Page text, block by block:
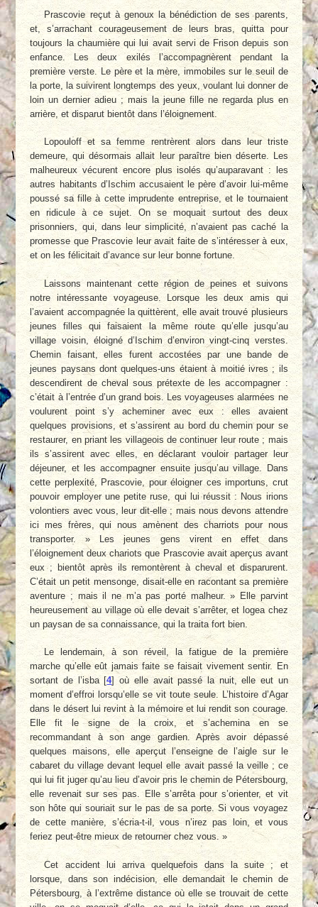
Prascovie reçut à genoux la bénédiction de ses parents,
et, s’arrachant courageusement de leurs bras, quitta pour
toujours la chaumière qui lui avait servi de Frison depuis son
enfance. Les deux exilés l’accompagnèrent pendant la
première verste. Le père et la mère, immobiles sur le seuil de
la porte, la suivirent longtemps des yeux, voulant lui donner de
loin un dernier adieu ; mais la jeune fille ne regarda plus en
arrière, et disparut bientôt dans l’éloignement.
Lopouloff et sa femme rentrèrent alors dans leur triste
demeure, qui désormais allait leur paraître bien déserte. Les
malheureux vécurent encore plus isolés qu’auparavant : les
autres habitants d’Ischim accusaient le père d’avoir lui-même
poussé sa fille à cette imprudente entreprise, et le tournaient
en ridicule à ce sujet. On se moquait surtout des deux
prisonniers, qui, dans leur simplicité, n’avaient pas caché la
promesse que Prascovie leur avait faite de s’intéresser à eux,
et on les félicitait d’avance sur leur bonne fortune.
Laissons maintenant cette région de peines et suivons
notre intéressante voyageuse. Lorsque les deux amis qui
l’avaient accompagnée la quittèrent, elle avait trouvé plusieurs
jeunes filles qui faisaient la même route qu’elle jusqu’au
village voisin, éloigné d’Ischim d’environ vingt-cinq verstes.
Chemin faisant, elles furent accostées par une bande de
jeunes paysans dont quelques-uns étaient à moitié ivres ; ils
descendirent de cheval sous prétexte de les accompagner :
c’était à l’entrée d’un grand bois. Les voyageuses alarmées ne
voulurent point s’y acheminer avec eux : elles avaient
quelques provisions, et s’assirent au bord du chemin pour se
restaurer, en priant les villageois de continuer leur route ; mais
ils s’assirent avec elles, en déclarant vouloir partager leur
déjeuner, et les accompagner ensuite jusqu’au village. Dans
cette perplexité, Prascovie, pour éloigner ces importuns, crut
pouvoir employer une petite ruse, qui lui réussit : Nous irions
volontiers avec vous, leur dit-elle ; mais nous devons attendre
ici mes frères, qui nous amènent des charriots pour nous
transporter. » Les jeunes gens virent en effet dans
l’éloignement deux chariots que Prascovie avait aperçus avant
eux ; bientôt après ils remontèrent à cheval et disparurent.
C’était un petit mensonge, disait-elle en racontant sa première
aventure ; mais il ne m’a pas porté malheur. » Elle parvint
heureusement au village où elle devait s’arrêter, et logea chez
un paysan de sa connaissance, qui la traita fort bien.
Le lendemain, à son réveil, la fatigue de la première
marche qu’elle eût jamais faite se faisait vivement sentir. En
sortant de l’isba[4] où elle avait passé la nuit, elle eut un
moment d’effroi lorsqu’elle se vit toute seule. L’histoire d’Agar
dans le désert lui revint à la mémoire et lui rendit son courage.
Elle fit le signe de la croix, et s’achemina en se
recommandant à son ange gardien. Après avoir dépassé
quelques maisons, elle aperçut l’enseigne de l’aigle sur le
cabaret du village devant lequel elle avait passé la veille ; ce
qui lui fit juger qu’au lieu d’avoir pris le chemin de Pétersbourg,
elle revenait sur ses pas. Elle s’arrêta pour s’orienter, et vit
son hôte qui souriait sur le pas de sa porte. Si vous voyagez
de cette manière, s’écria-t-il, vous n’irez pas loin, et vous
feriez peut-être mieux de retourner chez vous. »
Cet accident lui arriva quelquefois dans la suite ; et
lorsque, dans son indécision, elle demandait le chemin de
Pétersbourg, à l’extrême distance où elle se trouvait de cette